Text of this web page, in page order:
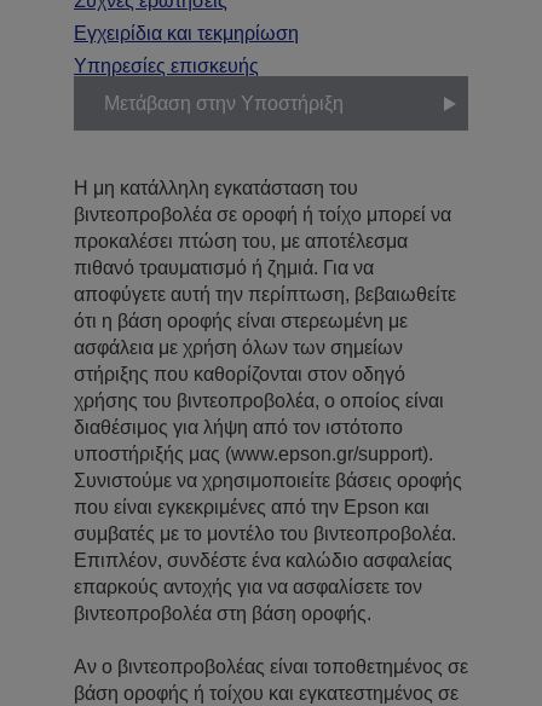
Εγχειρίδια και τεκμηρίωση
Υπηρεσίες επισκευής
Μετάβαση στην Υποστήριξη
Η μη κατάλληλη εγκατάσταση του
βιντεοπροβολέα σε οροφή ή τοίχο μπορεί να
προκαλέσει πτώση του, με αποτέλεσμα
πιθανό τραυματισμό ή ζημιά. Για να
αποφύγετε αυτή την περίπτωση, βεβαιωθείτε
ότι η βάση οροφής είναι στερεωμένη με
ασφάλεια με χρήση όλων των σημείων
στήριξης που καθορίζονται στον οδηγό
χρήσης του βιντεοπροβολέα, ο οποίος είναι
διαθέσιμος για λήψη από τον ιστότοπο
υποστήριξής μας (www.epson.gr/support).
Συνιστούμε να χρησιμοποιείτε βάσεις οροφής
που είναι εγκεκριμένες από την Epson και
συμβατές με το μοντέλο του βιντεοπροβολέα.
Επιπλέον, συνδέστε ένα καλώδιο ασφαλείας
επαρκούς αντοχής για να ασφαλίσετε τον
βιντεοπροβολέα στη βάση οροφής.
Αν ο βιντεοπροβολέας είναι τοποθετημένος σε
βάση οροφής ή τοίχου και εγκατεστημένος σε